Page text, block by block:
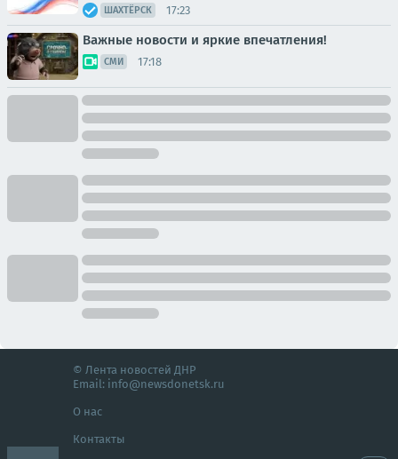
ШАХТЁРСК 17:23
Важные новости и яркие впечатления!
СМИ 17:18
© Лента новостей ДНР
Email: info@newsdonetsk.ru
О нас
Контакты